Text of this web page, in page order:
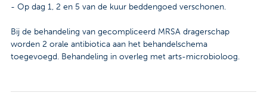
- Op dag 1, 2 en 5 van de kuur beddengoed verschonen.
Bij de behandeling van gecompliceerd MRSA dragerschap
worden 2 orale antibiotica aan het behandelschema
toegevoegd. Behandeling in overleg met arts-microbioloog.